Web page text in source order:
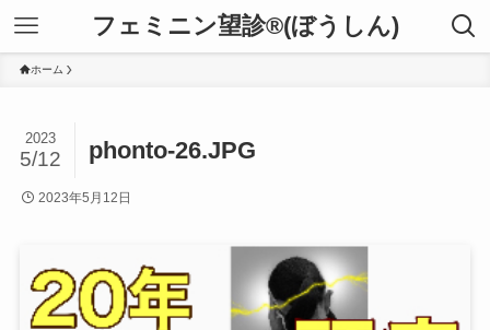
フェミニン望診®(ぼうしん)
ホーム
phonto-26.JPG
2023
5/12
2023年5月12日